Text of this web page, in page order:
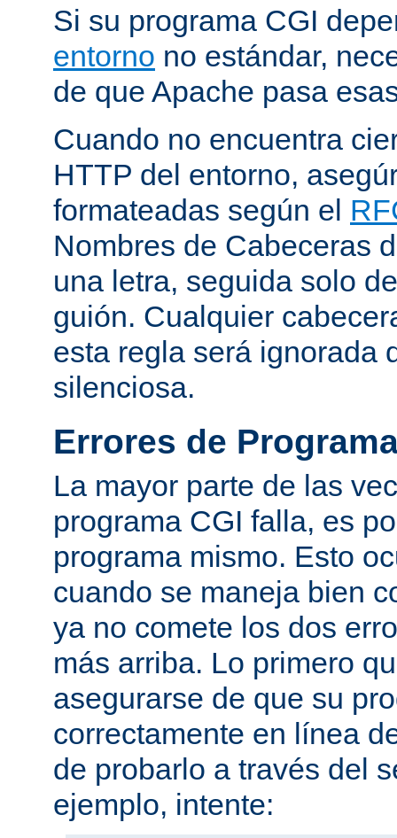
Si su programa CGI
entorno no estándar,
de que Apache pasa
Cuando no encuentra
HTTP del entorno,
formateadas según el
Nombres de Cabeceras
una letra, seguida solo
guión. Cualquier
esta regla será ignorada
silenciosa.
Errores de
La mayor parte de las
programa CGI falla, es
programa mismo. Esto
cuando se maneja bien
ya no comete los dos
más arriba. Lo primero
asegurarse de que su
correctamente en línea
de probarlo a través del
ejemplo, intente: